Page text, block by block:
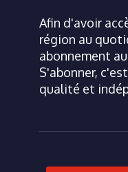
Afin d'avoir
région au
abonnement
S'abonner,
qualité et